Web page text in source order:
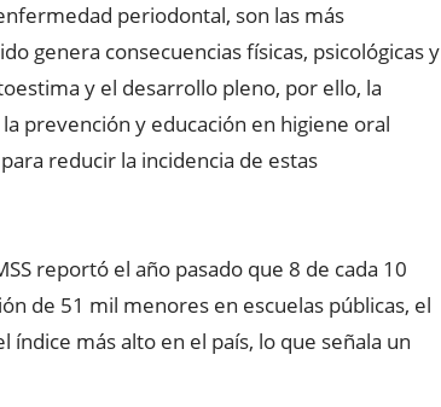
periodontal, son las más
genera consecuencias físicas, psicológicas y
y el desarrollo pleno, por ello, la
prevención y educación en higiene oral
reducir la incidencia de estas
reportó el año pasado que 8 de cada 10
de 51 mil menores en escuelas públicas, el
más alto en el país, lo que señala un